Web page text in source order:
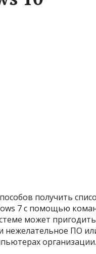
получить
7 с помощью
может
нежелательное ПО
организации.